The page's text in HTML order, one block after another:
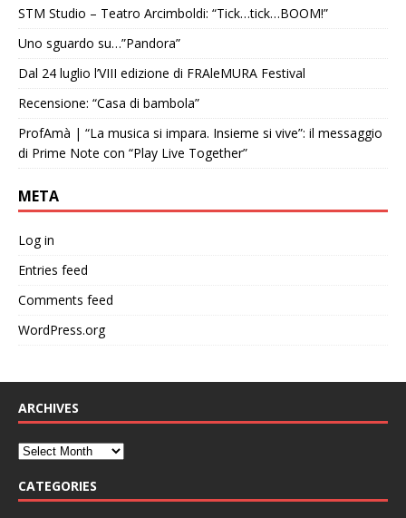
STM Studio – Teatro Arcimboldi: “Tick…tick…BOOM!”
Uno sguardo su…”Pandora”
Dal 24 luglio l’VIII edizione di FRAleMURA Festival
Recensione: “Casa di bambola”
ProfAmà | “La musica si impara. Insieme si vive”: il messaggio
di Prime Note con “Play Live Together”
META
Log in
Entries feed
Comments feed
WordPress.org
ARCHIVES
CATEGORIES